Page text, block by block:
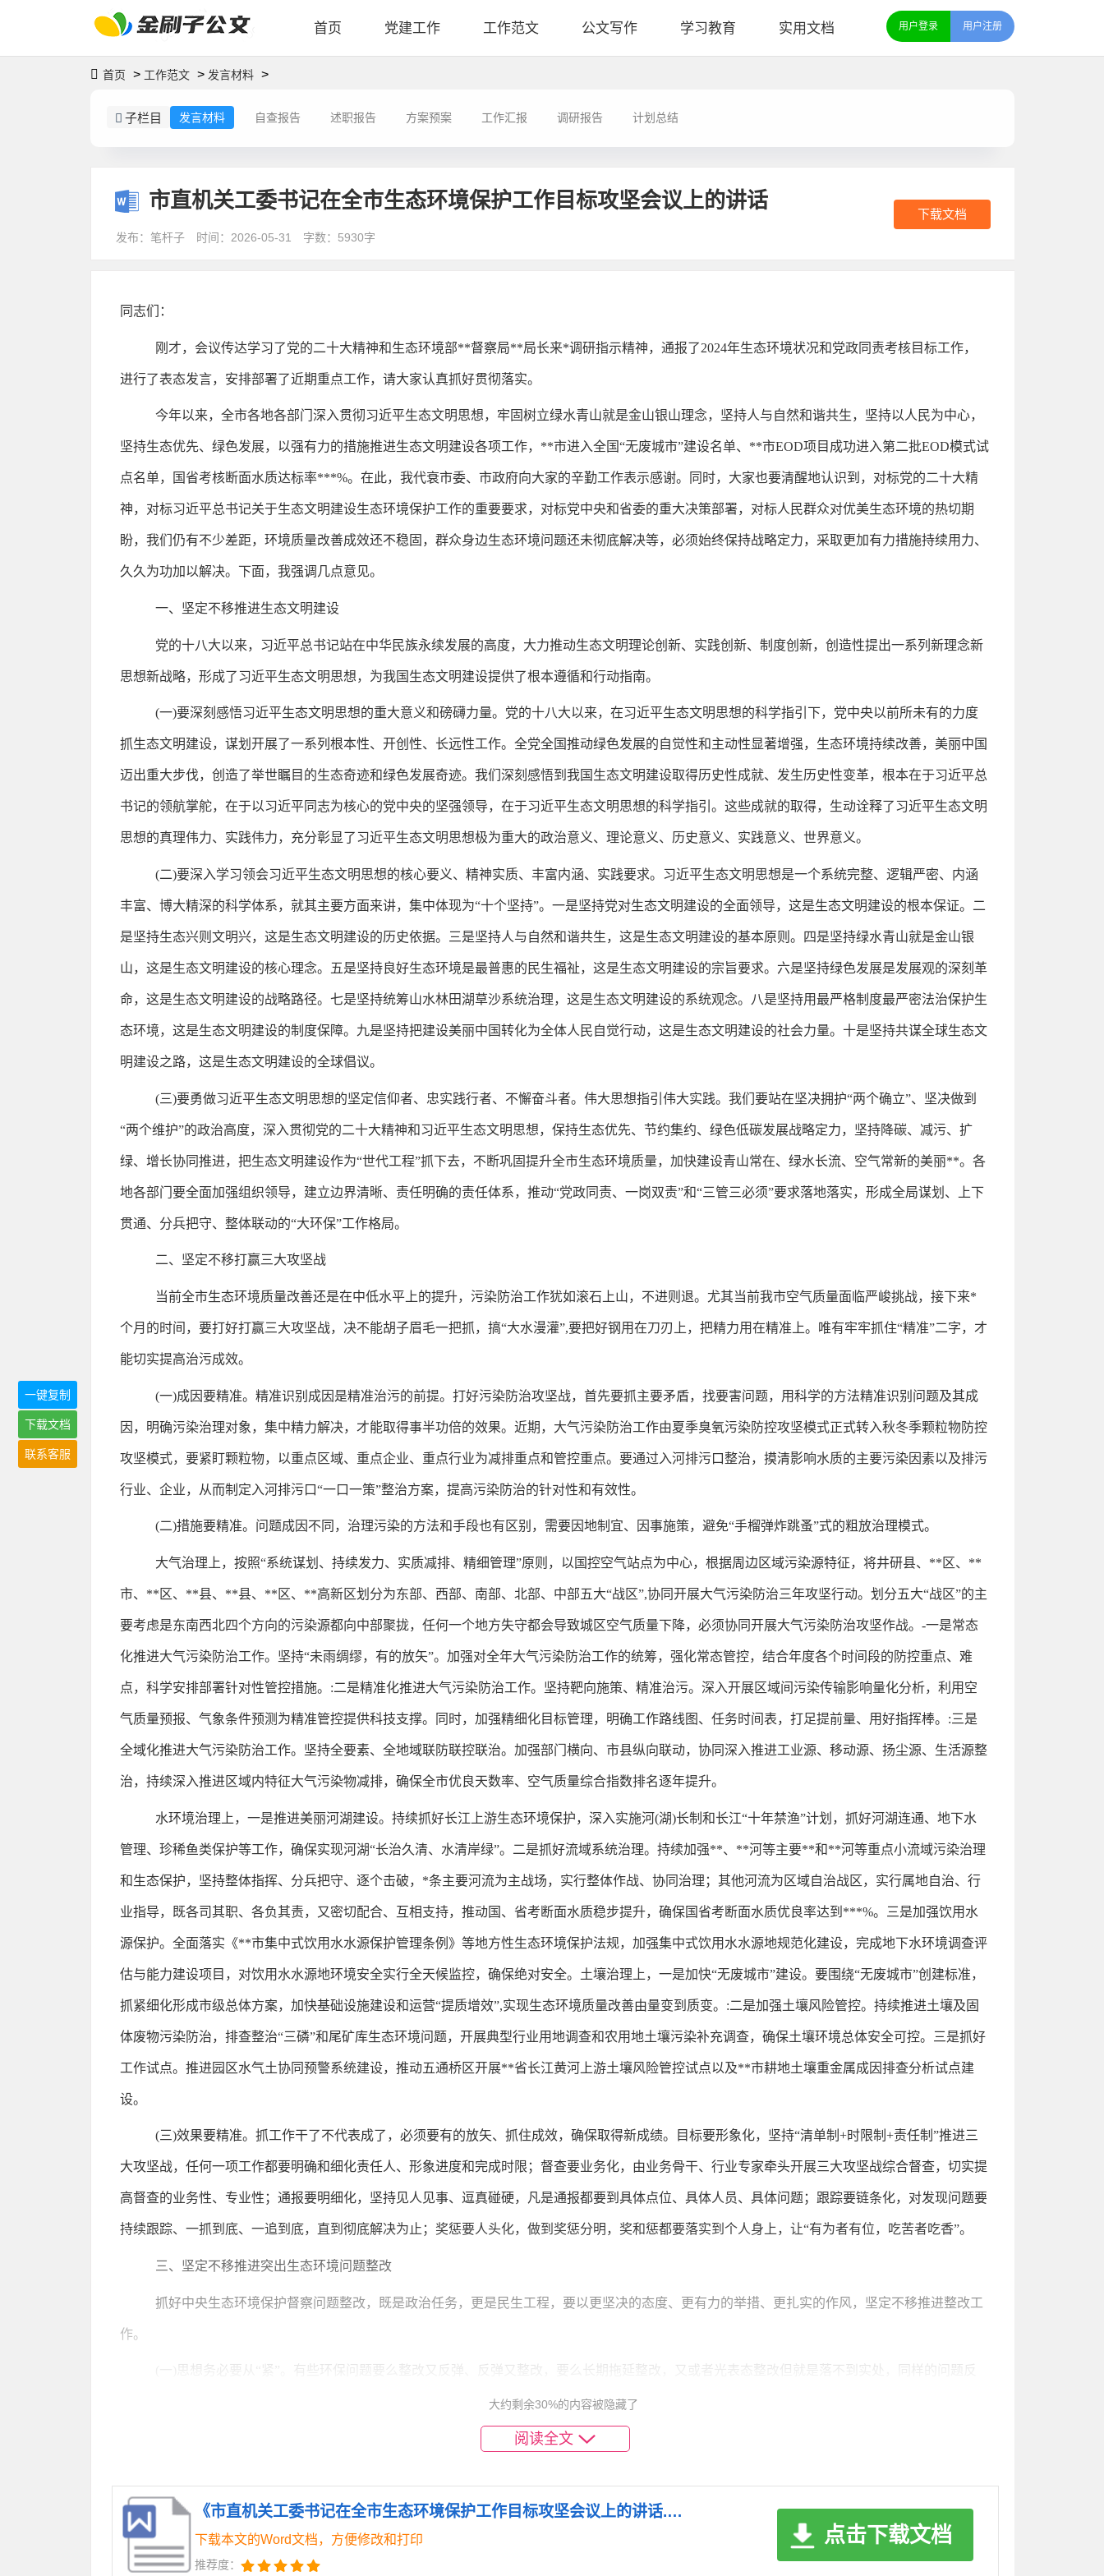
首页 党建工作 工作范文 公文写作 学习教育 实用文档 用户登录 用户注册
首页 > 工作范文 > 发言材料 >
子栏目 发言材料 自查报告 述职报告 方案预案 工作汇报 调研报告 计划总结
市直机关工委书记在全市生态环境保护工作目标攻坚会议上的讲话
发布：笔杆子 时间：2026-05-31 字数：5930字
下载文档
同志们：
刚才，会议传达学习了党的二十大精神和生态环境部**督察局**局长来*调研指示精神，通报了2024年生态环境状况和党政同责考核目标工作，
进行了表态发言，安排部署了近期重点工作，请大家认真抓好贯彻落实。
今年以来，全市各地各部门深入贯彻习近平生态文明思想，牢固树立绿水青山就是金山银山理念，坚持人与自然和谐共生，坚持以人民为中心，
坚持生态优先、绿色发展，以强有力的措施推进生态文明建设各项工作，**市进入全国“无废城市”建设名单、**市EOD项目成功进入第二批EOD模式试
点名单，国省考核断面水质达标率***%。在此，我代衰市委、市政府向大家的辛勤工作表示感谢。同时，大家也要清醒地认识到，对标党的二十大精
神，对标习近平总书记关于生态文明建设生态环境保护工作的重要要求，对标党中央和省委的重大决策部署，对标人民群众对优美生态环境的热切期
盼，我们仍有不少差距，环境质量改善成效还不稳固，群众身边生态环境问题还未彻底解决等，必须始终保持战略定力，采取更加有力措施持续用力、
久久为功加以解决。下面，我强调几点意见。
一、坚定不移推进生态文明建设
党的十八大以来，习近平总书记站在中华民族永续发展的高度，大力推动生态文明理论创新、实践创新、制度创新，创造性提出一系列新理念新
思想新战略，形成了习近平生态文明思想，为我国生态文明建设提供了根本遵循和行动指南。
(一)要深刻感悟习近平生态文明思想的重大意义和磅礴力量。党的十八大以来，在习近平生态文明思想的科学指引下，党中央以前所未有的力度
抓生态文明建设，谋划开展了一系列根本性、开创性、长远性工作。全党全国推动绿色发展的自觉性和主动性显著增强，生态环境持续改善，美丽中国
迈出重大步伐，创造了举世瞩目的生态奇迹和绿色发展奇迹。我们深刻感悟到我国生态文明建设取得历史性成就、发生历史性变革，根本在于习近平总
书记的领航掌舵，在于以习近平同志为核心的党中央的坚强领导，在于习近平生态文明思想的科学指引。这些成就的取得，生动诠释了习近平生态文明
思想的真理伟力、实践伟力，充分彰显了习近平生态文明思想极为重大的政治意义、理论意义、历史意义、实践意义、世界意义。
(二)要深入学习领会习近平生态文明思想的核心要义、精神实质、丰富内涵、实践要求。习近平生态文明思想是一个系统完整、逻辑严密、内涵
丰富、博大精深的科学体系，就其主要方面来讲，集中体现为“十个坚持”。一是坚持党对生态文明建设的全面领导，这是生态文明建设的根本保证。二
是坚持生态兴则文明兴，这是生态文明建设的历史依据。三是坚持人与自然和谐共生，这是生态文明建设的基本原则。四是坚持绿水青山就是金山银
山，这是生态文明建设的核心理念。五是坚持良好生态环境是最普惠的民生福祉，这是生态文明建设的宗旨要求。六是坚持绿色发展是发展观的深刻革
命，这是生态文明建设的战略路径。七是坚持统筹山水林田湖草沙系统治理，这是生态文明建设的系统观念。八是坚持用最严格制度最严密法治保护生
态环境，这是生态文明建设的制度保障。九是坚持把建设美丽中国转化为全体人民自觉行动，这是生态文明建设的社会力量。十是坚持共谋全球生态文
明建设之路，这是生态文明建设的全球倡议。
(三)要勇做习近平生态文明思想的坚定信仰者、忠实践行者、不懈奋斗者。伟大思想指引伟大实践。我们要站在坚决拥护“两个确立”、坚决做到
“两个维护”的政治高度，深入贯彻党的二十大精神和习近平生态文明思想，保持生态优先、节约集约、绿色低碳发展战略定力，坚持降碳、减污、扩
绿、增长协同推进，把生态文明建设作为“世代工程”抓下去，不断巩固提升全市生态环境质量，加快建设青山常在、绿水长流、空气常新的美丽**。各
地各部门要全面加强组织领导，建立边界清晰、责任明确的责任体系，推动“党政同责、一岗双责”和“三管三必须”要求落地落实，形成全局谋划、上下
贯通、分兵把守、整体联动的“大环保”工作格局。
二、坚定不移打赢三大攻坚战
当前全市生态环境质量改善还是在中低水平上的提升，污染防治工作犹如滚石上山，不进则退。尤其当前我市空气质量面临严峻挑战，接下来*
个月的时间，要打好打赢三大攻坚战，决不能胡子眉毛一把抓，搞“大水漫灌”,要把好钢用在刀刃上，把精力用在精准上。唯有牢牢抓住“精准”二字，才
能切实提高治污成效。
(一)成因要精准。精准识别成因是精准治污的前提。打好污染防治攻坚战，首先要抓主要矛盾，找要害问题，用科学的方法精准识别问题及其成
因，明确污染治理对象，集中精力解决，才能取得事半功倍的效果。近期，大气污染防治工作由夏季臭氧污染防控攻坚模式正式转入秋冬季颗粒物防控
攻坚模式，要紧盯颗粒物，以重点区域、重点企业、重点行业为减排重点和管控重点。要通过入河排污口整治，摸清影响水质的主要污染因素以及排污
行业、企业，从而制定入河排污口“一口一策”整治方案，提高污染防治的针对性和有效性。
(二)措施要精准。问题成因不同，治理污染的方法和手段也有区别，需要因地制宜、因事施策，避免“手榴弹炸跳蚤”式的粗放治理模式。
大气治理上，按照“系统谋划、持续发力、实质减排、精细管理”原则，以国控空气站点为中心，根据周边区域污染源特征，将井研县、**区、**
市、**区、**县、**县、**区、**高新区划分为东部、西部、南部、北部、中部五大“战区”,协同开展大气污染防治三年攻坚行动。划分五大“战区”的主
要考虑是东南西北四个方向的污染源都向中部聚拢，任何一个地方失守都会导致城区空气质量下降，必须协同开展大气污染防治攻坚作战。-一是常态
化推进大气污染防治工作。坚持“未雨绸缪，有的放矢”。加强对全年大气污染防治工作的统筹，强化常态管控，结合年度各个时间段的防控重点、难
点，科学安排部署针对性管控措施。:二是精准化推进大气污染防治工作。坚持靶向施策、精准治污。深入开展区域间污染传输影响量化分析，利用空
气质量预报、气象条件预测为精准管控提供科技支撑。同时，加强精细化目标管理，明确工作路线图、任务时间表，打足提前量、用好指挥棒。:三是
全域化推进大气污染防治工作。坚持全要素、全地域联防联控联治。加强部门横向、市县纵向联动，协同深入推进工业源、移动源、扬尘源、生活源整
治，持续深入推进区域内特征大气污染物减排，确保全市优良天数率、空气质量综合指数排名逐年提升。
水环境治理上，一是推进美丽河湖建设。持续抓好长江上游生态环境保护，深入实施河(湖)长制和长江“十年禁渔”计划，抓好河湖连通、地下水
管理、珍稀鱼类保护等工作，确保实现河湖“长治久清、水清岸绿”。二是抓好流域系统治理。持续加强**、**河等主要**和**河等重点小流域污染治理
和生态保护，坚持整体指挥、分兵把守、逐个击破，*条主要河流为主战场，实行整体作战、协同治理；其他河流为区域自治战区，实行属地自治、行
业指导，既各司其职、各负其责，又密切配合、互相支持，推动国、省考断面水质稳步提升，确保国省考断面水质优良率达到***%。三是加强饮用水
源保护。全面落实《**市集中式饮用水水源保护管理条例》等地方性生态环境保护法规，加强集中式饮用水水源地规范化建设，完成地下水环境调查评
估与能力建设项目，对饮用水水源地环境安全实行全天候监控，确保绝对安全。土壤治理上，一是加快“无废城市”建设。要围绕“无废城市”创建标准，
抓紧细化形成市级总体方案，加快基础设施建设和运营“提质增效”,实现生态环境质量改善由量变到质变。:二是加强土壤风险管控。持续推进土壤及固
体废物污染防治，排查整治“三磷”和尾矿库生态环境问题，开展典型行业用地调查和农用地土壤污染补充调查，确保土壤环境总体安全可控。三是抓好
工作试点。推进园区水气土协同预警系统建设，推动五通桥区开展**省长江黄河上游土壤风险管控试点以及**市耕地土壤重金属成因排查分析试点建
设。
(三)效果要精准。抓工作干了不代表成了，必须要有的放矢、抓住成效，确保取得新成绩。目标要形象化，坚持“清单制+时限制+责任制”推进三
大攻坚战，任何一项工作都要明确和细化责任人、形象进度和完成时限；督查要业务化，由业务骨干、行业专家牵头开展三大攻坚战综合督查，切实提
高督查的业务性、专业性；通报要明细化，坚持见人见事、逗真碰硬，凡是通报都要到具体点位、具体人员、具体问题；跟踪要链条化，对发现问题要
持续跟踪、一抓到底、一追到底，直到彻底解决为止；奖惩要人头化，做到奖惩分明，奖和惩都要落实到个人身上，让“有为者有位，吃苦者吃香”。
三、坚定不移推进突出生态环境问题整改
抓好中央生态环境保护督察问题整改，既是政治任务，更是民生工程，要以更坚决的态度、更有力的举措、更扎实的作风，坚定不移推进整改工
作。
(一)思想务必要从“紧”。有些环保问题要么整改又反弹、反弹又整改，要么长期拖延整改，又或者光表态整改但就是落不到实处，同样的问题反
复提反复督反复存在，在恶性循环的“大坑”中走不出去。究其根源就是思想出了问题、心态松了劲儿。各地区各部门一定要主动思考、主动站位、主动
服务，从政治上工作上拎清责任，该担主责的就要担，该联合推进的就要协调配合，决不能有丝毫懈怠，对今年要完成的整改问题，务必保质保量按时
(二)措施务必要过“细”。落实“清单制+责任制+时限制+销号制”,倒排进度、精准科学、依法依规推进整改，坚决杜绝排查整治工作喊口号、务虚
功、走过场。坚持“当下改”与“长久立”相结合，举一反三抓好生态环境问题排查整治，继续坚持调度通报、约见约谈、“四色四书”预警、“四不两直”暗
查暗访、拍摄专题片等长效机制，不断压紧压实问题整改的主体责任和行业监管责任，推动督察反馈问题按时整改销号。
大约剩余30%的内容被隐藏了
阅读全文
《市直机关工委书记在全市生态环境保护工作目标攻坚会议上的讲话.doc》
下载本文的Word文档，方便修改和打印
推荐度：
点击下载文档
一键复制
下载文档
联系客服